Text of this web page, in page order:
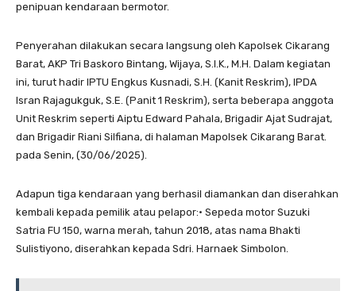
penipuan kendaraan bermotor.
Penyerahan dilakukan secara langsung oleh Kapolsek Cikarang
Barat, AKP Tri Baskoro Bintang, Wijaya, S.I.K., M.H. Dalam kegiatan
ini, turut hadir IPTU Engkus Kusnadi, S.H. (Kanit Reskrim), IPDA
Isran Rajagukguk, S.E. (Panit 1 Reskrim), serta beberapa anggota
Unit Reskrim seperti Aiptu Edward Pahala, Brigadir Ajat Sudrajat,
dan Brigadir Riani Silfiana, di halaman Mapolsek Cikarang Barat.
pada Senin, (30/06/2025).
Adapun tiga kendaraan yang berhasil diamankan dan diserahkan
kembali kepada pemilik atau pelapor:• Sepeda motor Suzuki
Satria FU 150, warna merah, tahun 2018, atas nama Bhakti
Sulistiyono, diserahkan kepada Sdri. Harnaek Simbolon.